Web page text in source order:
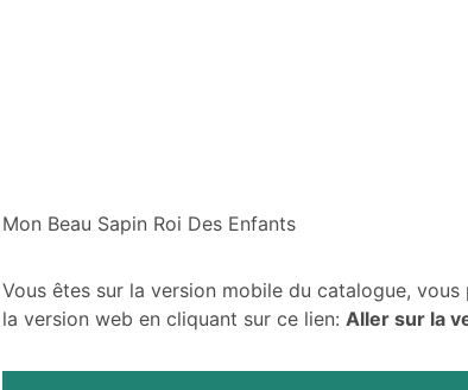
Mon Beau Sapin Roi Des Enfants
Vous êtes sur la version mobile du catalogue,
la version web en cliquant sur ce lien: Aller sur la